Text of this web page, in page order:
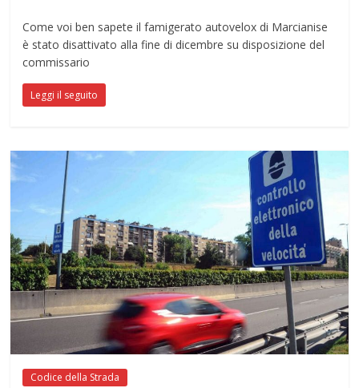
Come voi ben sapete il famigerato autovelox di Marcianise
è stato disattivato alla fine di dicembre su disposizione del
commissario
Leggi il seguito
Codice della Strada